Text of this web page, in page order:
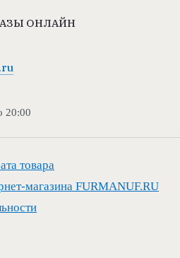
ОНЛАЙН
20:00
товара
магазина FURMANUF.RU